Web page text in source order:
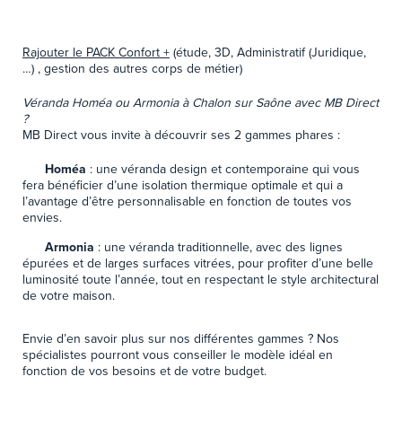
Rajouter le PACK Confort + (étude, 3D, Administratif (Juridique,
…) , gestion des autres corps de métier)
Véranda Homéa ou Armonia à Chalon sur Saône avec MB Direct
?
MB Direct vous invite à découvrir ses 2 gammes phares :
Homéa : une véranda design et contemporaine qui vous
fera bénéficier d’une isolation thermique optimale et qui a
l’avantage d’être personnalisable en fonction de toutes vos
envies.
Armonia : une véranda traditionnelle, avec des lignes
épurées et de larges surfaces vitrées, pour profiter d’une belle
luminosité toute l’année, tout en respectant le style architectural
de votre maison.
Envie d’en savoir plus sur nos différentes gammes ? Nos
spécialistes pourront vous conseiller le modèle idéal en
fonction de vos besoins et de votre budget.